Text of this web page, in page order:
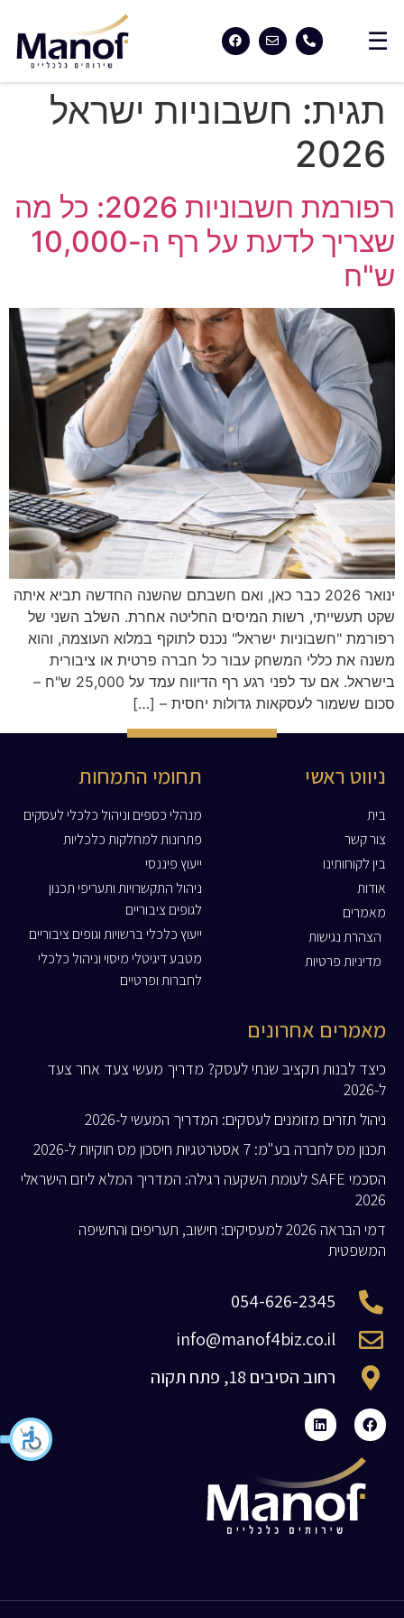
תגית: חשבוניות ישראל
2026
רפורמת חשבוניות 2026: כל מה
שצריך לדעת על רף ה-10,000
ש"ח
ינואר 2026 כבר כאן, ואם חשבתם שהשנה החדשה תביא איתה
שקט תעשייתי, רשות המיסים החליטה אחרת. השלב השני של
רפורמת "חשבוניות ישראל" נכנס לתוקף במלוא העוצמה, והוא
משנה את כללי המשחק עבור כל חברה פרטית או ציבורית
בישראל. אם עד לפני רגע רף הדיווח עמד על 25,000 ש"ח –
סכום ששמור לעסקאות גדולות יחסית – […]
ניווט ראשי
בית
צור קשר
בין לקוחותינו
אודות
מאמרים
הצהרת נגישות
מדיניות פרטיות
תחומי התמחות
מנהלי כספים וניהול כלכלי לעסקים
פתרונות למחלקות כלכליות
ייעוץ פיננסי
ניהול התקשרויות ותעריפי תכנון
לגופים ציבוריים
ייעוץ כלכלי ברשויות וגופים ציבוריים
מטבע דיגיטלי מיסוי וניהול כלכלי
לחברות ופרטיים
מאמרים אחרונים
כיצד לבנות תקציב שנתי לעסק? מדריך מעשי צעד אחר צעד
ל-2026
ניהול תזרים מזומנים לעסקים: המדריך המעשי ל-2026
תכנון מס לחברה בע"מ: 7 אסטרטגיות חיסכון מס חוקיות ל-2026
הסכמי SAFE לעומת השקעה רגילה: המדריך המלא ליזם הישראלי
2026
דמי הבראה 2026 למעסיקים: חישוב, תעריפים והחשיפה
המשפטית
054-626-2345
info@manof4biz.co.il
רחוב הסיבים 18, פתח תקוה